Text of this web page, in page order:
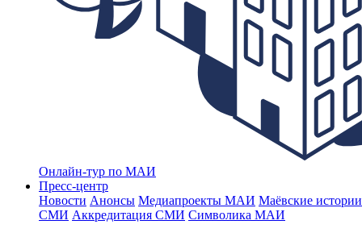
Онлайн-тур по МАИ
Пресс-центр
Новости Анонсы Медиапроекты МАИ Маёвские
СМИ Аккредитация СМИ Символика МАИ